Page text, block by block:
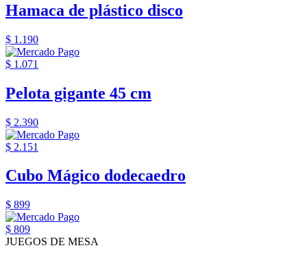
Hamaca de plástico disco
$ 1.190
$ 1.071
Pelota gigante 45 cm
$ 2.390
$ 2.151
Cubo Mágico dodecaedro
$ 899
$ 809
JUEGOS DE MESA